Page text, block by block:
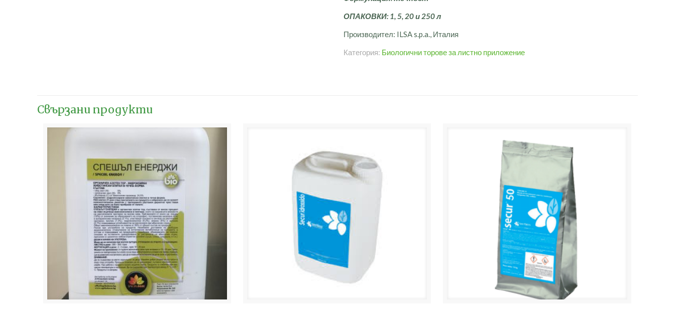
ОПАКОВКИ: 1, 5, 20 и 250 л
Производител: ILSA s.p.a., Италия
Категория: Биологични торове за листно приложение
Свързани продукти